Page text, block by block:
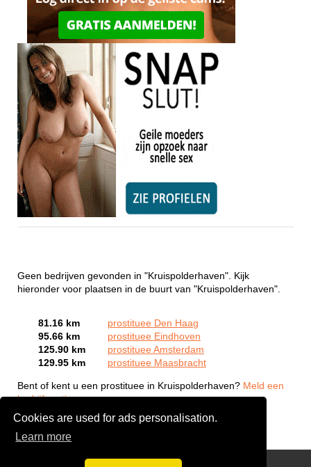
Cookies are used for ads personalisation.
Learn more
Geen bedrijven gevonden in "Kruispolderhaven". Kijk
hieronder voor plaatsen in de buurt van "Kruispolderhaven".
81.16 km
prostituee Den Haag
95.66 km
prostituee Eindhoven
125.90 km
prostituee Amsterdam
129.95 km
prostituee Maasbracht
Bent of kent u een prostituee in Kruispolderhaven? Meld een
bedrijf gratis aan